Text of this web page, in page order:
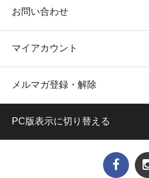
お問い合わせ
マイアカウント
メルマガ登録・解除
PC版表示に切り替える